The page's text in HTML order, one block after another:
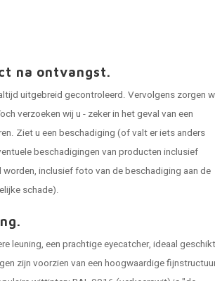
na ontvangst.
uitgebreid gecontroleerd. Vervolgens zorgen
verzoeken wij u - zeker in het geval van een
Ziet u een beschadiging (of valt er iets anders
beschadigingen van producten inclusief
inclusief foto van de beschadiging aan de
schade).
leuning, een prachtige eyecatcher, ideaal geschikt
zijn voorzien van een hoogwaardige